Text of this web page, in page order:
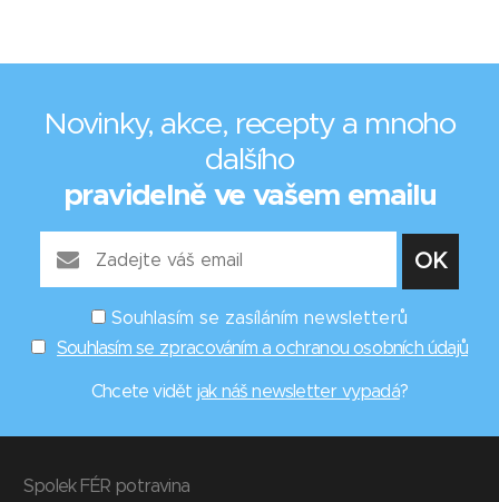
Novinky, akce, recepty a mnoho
dalšího
pravidelně ve vašem emailu
Souhlasím se zasíláním newsletterů
Souhlasím se zpracováním a ochranou osobních údajů
Chcete vidět jak náš newsletter vypadá?
Spolek FÉR potravina